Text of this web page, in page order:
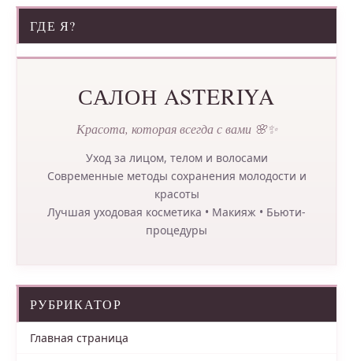
ГДЕ Я?
САЛОН ASTERIYA
Красота, которая всегда с вами 🌸✨
Уход за лицом, телом и волосами
Современные методы сохранения молодости и
красоты
Лучшая уходовая косметика • Макияж • Бьюти-
процедуры
РУБРИКАТОР
Главная страница